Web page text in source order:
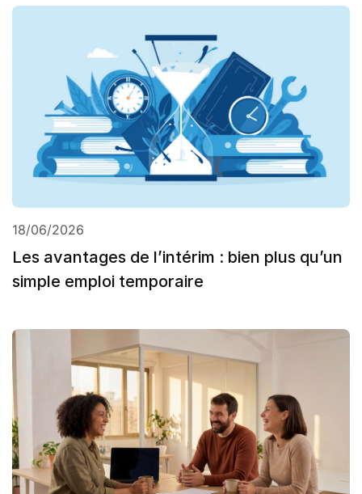
18/06/2026
Les avantages de l’intérim : bien plus qu’un
simple emploi temporaire